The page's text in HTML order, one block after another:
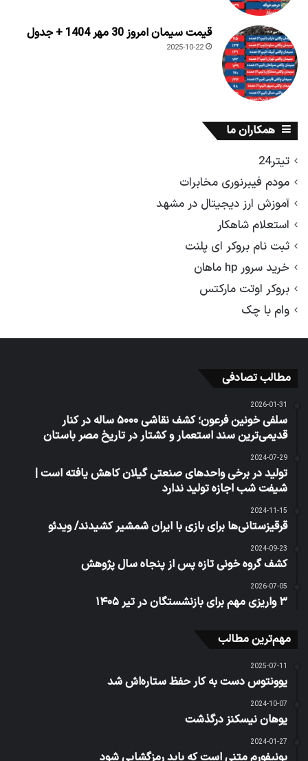
قیمت سیمان امروز 30 مهر 1404 + جدول
2025-10-22
همکاران ما
تیتر24
مودم فیبرنوری مخابرات
آموزش ارز دیجیتال در مشهد
استعلام شاهکار
ثبت نام بروکر ای پلنت
خرید سرور hp ماهان
بروکر اوتت مارکتس
وام با چک
مطالب تصادفی
2026-01-31
سلفی خونین فرعون؛ کشف نقاشی ۵۰۰۰ ساله در کنار
قدیمی‌ترین سند استعمار و کشتار در تاریخ مصر باستان
2024-07-29
تولید در برخی واحدهای صنعتی گیلان کاهش یافته است |
شیفت شب اجازه تولید ندارد
2024-11-15
قرقیزستانی‌ها برای بازی با ایران شمشیر کشیدند/ ویدئو
2024-09-23
کشف گروه خونی تازه پس از پنجاه سال پژوهش
2026-07-05
۳ واریزی مهم برای بازنشستگان در تیر ۱۴۰۵
مهم‌ترین مطالب
2025-07-11
یوونتوس دست به کار حفظ ستاره‌اش شد
2024-10-07
یوهان نیسکنز درگذشت
2024-01-27
یونیفورم متنی است که باید رمزگشایی شود